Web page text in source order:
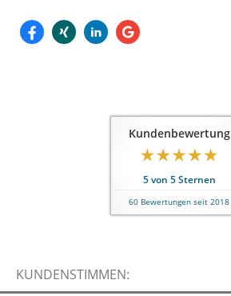
Kundenbewertung
5von 5Sternen
60 Bewertungen seit 2018
KUNDENSTIMMEN: